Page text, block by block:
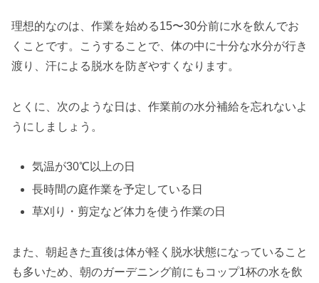
理想的なのは、作業を始める15〜30分前に水を飲んでお
くことです。こうすることで、体の中に十分な水分が行き
渡り、汗による脱水を防ぎやすくなります。
とくに、次のような日は、作業前の水分補給を忘れないよ
うにしましょう。
気温が30℃以上の日
長時間の庭作業を予定している日
草刈り・剪定など体力を使う作業の日
また、朝起きた直後は体が軽く脱水状態になっていること
も多いため、朝のガーデニング前にもコップ1杯の水を飲